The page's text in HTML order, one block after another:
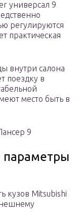
универсал 9
регулируются
практическая
внутри салона
поездку в
место быть в
9
параметры
кузов Mitsubishi